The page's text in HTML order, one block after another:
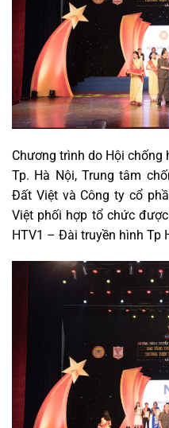
Chương trình do Hội chống
Tp. Hà Nội, Trung tâm
Đất Việt và Công ty cổ
Việt phối hợp tổ chức
HTV1 – Đài truyền hình Tp